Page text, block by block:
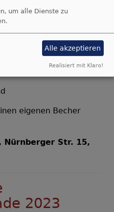
Anne Friesen,
ELKB
für KDV und
eigenen Becher
Nürnberger Str. 15,
2023
um alle Dienste zu
Alle akzeptieren
Realisiert mit Klaro!